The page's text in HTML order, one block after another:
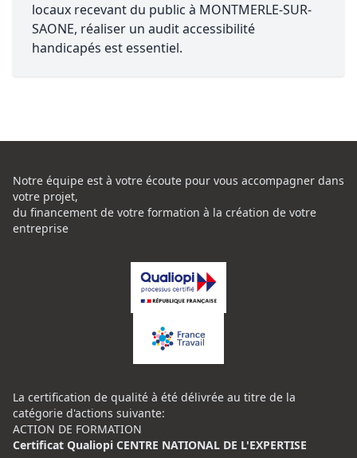
locaux recevant du public à MONTMERLE-SUR-
SAONE, réaliser un audit accessibilité
handicapés est essentiel.
Notre équipe est à votre écoute pour vous accompagner dans
votre projet,
du financement de votre formation à la création de votre
entreprise
La certification de qualité à été délivrée au titre de la
catégorie d'actions suivante:
ACTION DE FORMATION
Certificat Qualiopi CENTRE NATIONAL DE L'EXPERTISE